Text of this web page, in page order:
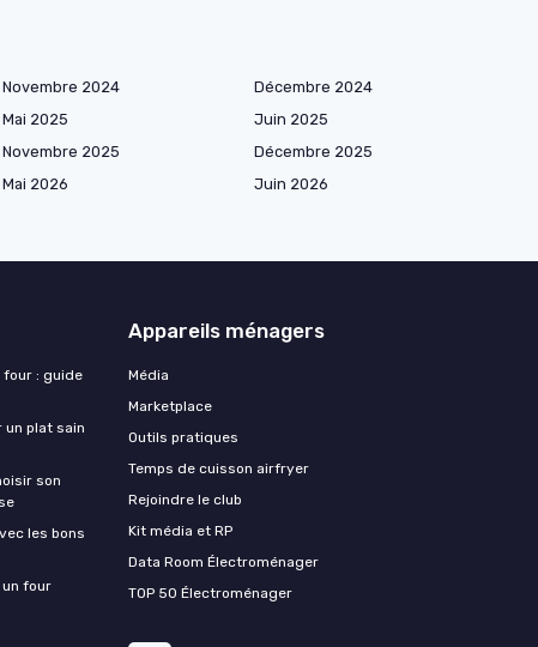
Novembre 2024
Décembre 2024
Mai 2025
Juin 2025
Novembre 2025
Décembre 2025
Mai 2026
Juin 2026
: guide
un plat sain
son
les bons
four
Appareils ménagers
Média
Marketplace
Outils pratiques
Temps de cuisson airfryer
Rejoindre le club
Kit média et RP
Data Room Électroménager
TOP 50 Électroménager